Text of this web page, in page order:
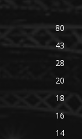
80
43
28
20
18
16
14